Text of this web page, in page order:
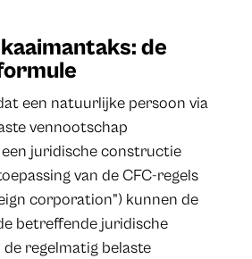
de
een natuurlijke persoon via
vennootschap
juridische constructie
van de CFC-regels
corporation”) kunnen de
betreffende juridische
regelmatig belaste